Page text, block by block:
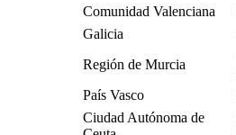
Comunidad Valenciana
Galicia
Región de Murcia
País Vasco
Ciudad Autónoma de